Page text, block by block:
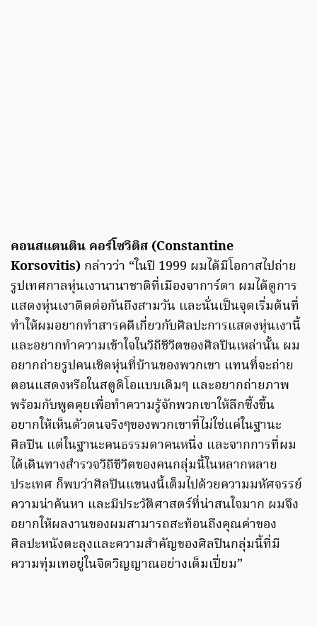
คอนสแตนติน คอร์โซวิติส (Constantine
Korsovitis) กล่าวว่า “ในปี 1999 ผมได้มีโอกาสไปถ่าย
รูปเทศกาลหุ่นเงานานาชาติที่เมืองจาการ์ตา ผมได้ดูการ
แสดงหุ่นเงาติดต่อกันถึงสามวัน และนั่นเป็นจุดเริ่มต้นที่
ทำให้ผมอยากทำสารคดีเกี่ยวกับศิลปะการแสดงหุ่นเงานี้
และอยากทำความเข้าใจในวิถีชีวิตของศิลปินเหล่านั้น ผม
อยากถ่ายรูปคนเชิดหุ่นที่บ้านของพวกเขา แทนที่จะถ่าย
ตอนแสดงหรือในสตูดิโอแบบเดิมๆ และอยากถ่ายภาพ
พร้อมกับพูดคุยเพื่อทำความรู้จักพวกเขาให้ลึกซึ้งขึ้น
อยากให้เห็นตัวตนจริงๆของพวกเขาที่ไม่ใช่แค่ในฐานะ
ศิลปิน แต่ในฐานะคนธรรมดาคนหนึ่ง และจากการที่ผม
ได้เดินทางสำรวจวิถีชีวิตของคนกลุ่มนี้ในหลากหลาย
ประเทศ ก็พบว่าศิลปินแขนงนี้เต็มไปด้วยความมหัศจรรย์
ความน่าค้นหา และมีประวัติศาสตร์ที่น่าสนใจมาก ผมจึง
อยากให้ผลงานของผมสามารถสะท้อนถึงคุณค่าของ
ศิลปะหนังตะลุงและความสำคัญของศิลปินกลุ่มนี้ที่มี
ความทุ่มเทอยู่ในจิตวิญญาณอย่างเต็มเปี่ยม”